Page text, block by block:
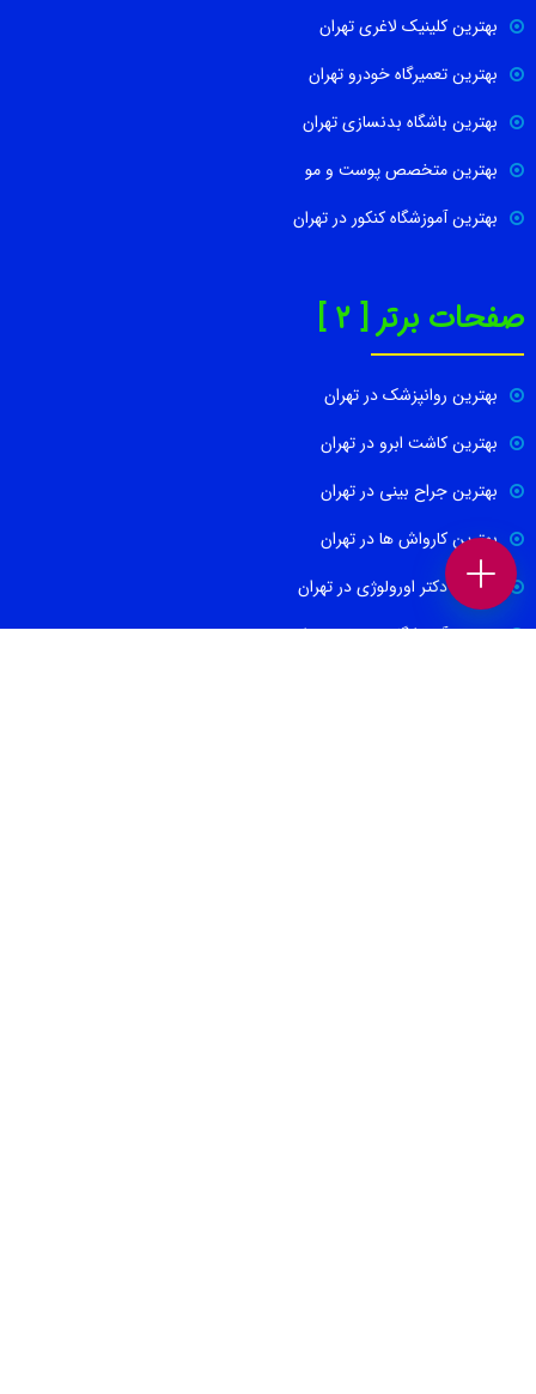
بهترین کلینیک لاغری تهران
بهترین تعمیرگاه خودرو تهران
بهترین باشگاه بدنسازی تهران
بهترین متخصص پوست و مو
بهترین آموزشگاه کنکور در تهران
صفحات برتر [ 2 ]
بهترین روانپزشک در تهران
بهترین کاشت ابرو در تهران
بهترین جراح بینی در تهران
بهترین کارواش ها در تهران
بهترین دکتر اورولوژی در تهران
بهترین آموزشگاه موسیقی تهران